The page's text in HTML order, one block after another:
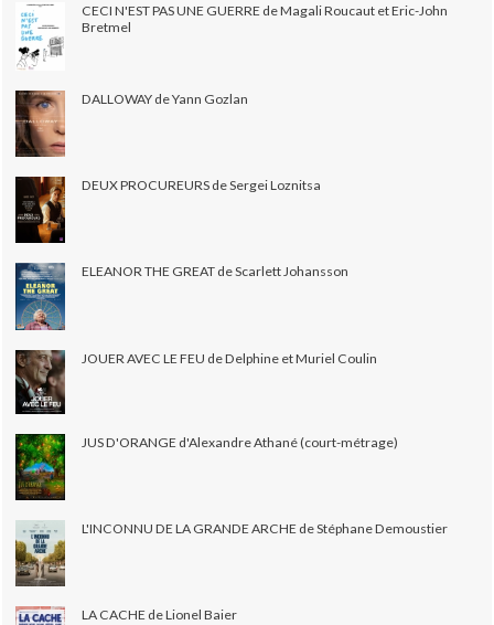
CECI N'EST PAS UNE GUERRE de Magali Roucaut et Eric-John
Bretmel
DALLOWAY de Yann Gozlan
DEUX PROCUREURS de Sergei Loznitsa
ELEANOR THE GREAT de Scarlett Johansson
JOUER AVEC LE FEU de Delphine et Muriel Coulin
JUS D'ORANGE d'Alexandre Athané (court-métrage)
L'INCONNU DE LA GRANDE ARCHE de Stéphane Demoustier
LA CACHE de Lionel Baier